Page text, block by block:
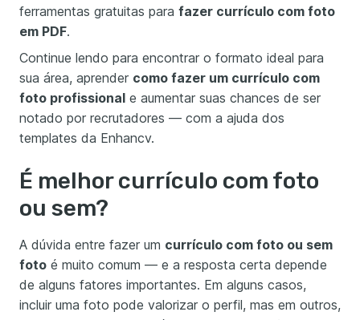
ferramentas gratuitas para fazer currículo com foto
em PDF.
Continue lendo para encontrar o formato ideal para
sua área, aprender como fazer um currículo com
foto profissional e aumentar suas chances de ser
notado por recrutadores — com a ajuda dos
templates da Enhancv.
É melhor currículo com foto
ou sem?
A dúvida entre fazer um currículo com foto ou sem
foto é muito comum — e a resposta certa depende
de alguns fatores importantes. Em alguns casos,
incluir uma foto pode valorizar o perfil, mas em outros,